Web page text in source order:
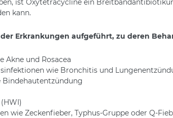
ist Oxytetracycline ein
kann.
Erkrankungen aufgeführt, zu deren
Akne und Rosacea
wie Bronchitis und
wie Zeckenfieber, Typhus-Gruppe oder Q-